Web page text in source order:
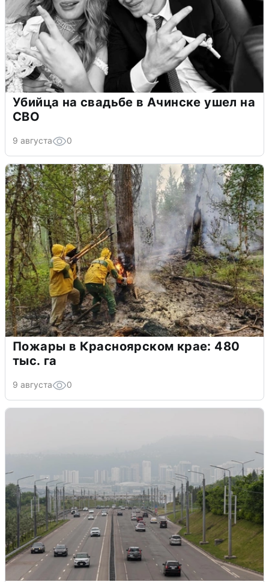
Убийца на свадьбе в Ачинске ушел на
СВО
9 августа 0
Пожары в Красноярском крае: 480
тыс. га
9 августа 0